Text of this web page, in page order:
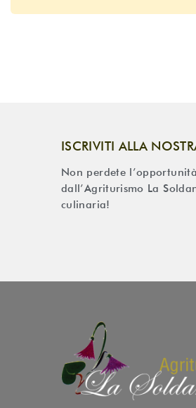
ISCRIVITI ALLA
Non perdete
dall’Agriturismo La
culinaria!